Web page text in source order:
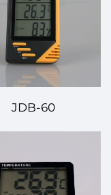
JDB-60